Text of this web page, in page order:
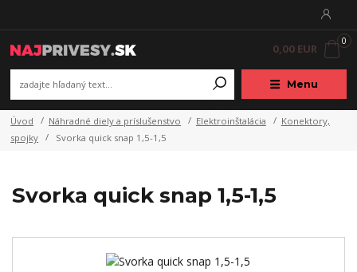
Menu
0
0,00 EUR
Úvod Náhradné diely a príslušenstvo Elektroinštalácia
Konektory,
spojky
Svorka quick snap 1,5-1,5
Svorka quick snap 1,5-1,5